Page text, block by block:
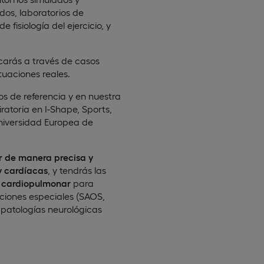
laboratorios de
fisiología del ejercicio, y
a través de casos
reales.
de referencia y en nuestra
en I-Shape, Sports,
Europea de
de manera precisa y
cardíacas , y tendrás las
para
especiales (SAOS,
neurológicas